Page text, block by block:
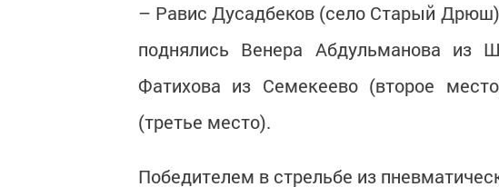
– Равис Дусадбеков (село Старый
поднялись Венера Абдульманова из
Фатихова из Семекеево (второе
(третье место).
Победителем в стрельбе из